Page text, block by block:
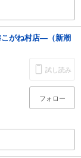
がね村店―（新潮
試し読み
フォロー